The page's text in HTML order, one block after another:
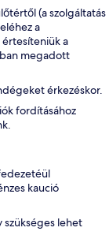
(a szolgáltatás
a
a
megadott
érkezéskor.
fordításához
kaució
szükséges lehet